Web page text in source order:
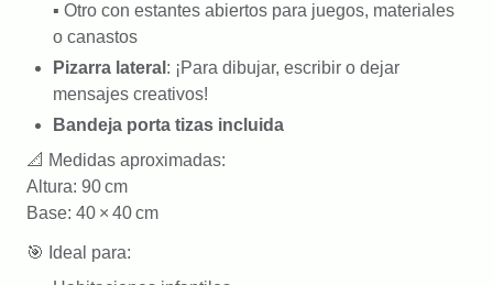
▪ Otro con estantes abiertos para juegos, materiales
o canastos
Pizarra lateral : ¡Para dibujar, escribir o dejar
mensajes creativos!
Bandeja porta tizas incluida
📐 Medidas aproximadas:
Altura: 90 cm
Base: 40 × 40 cm
🎯 Ideal para: